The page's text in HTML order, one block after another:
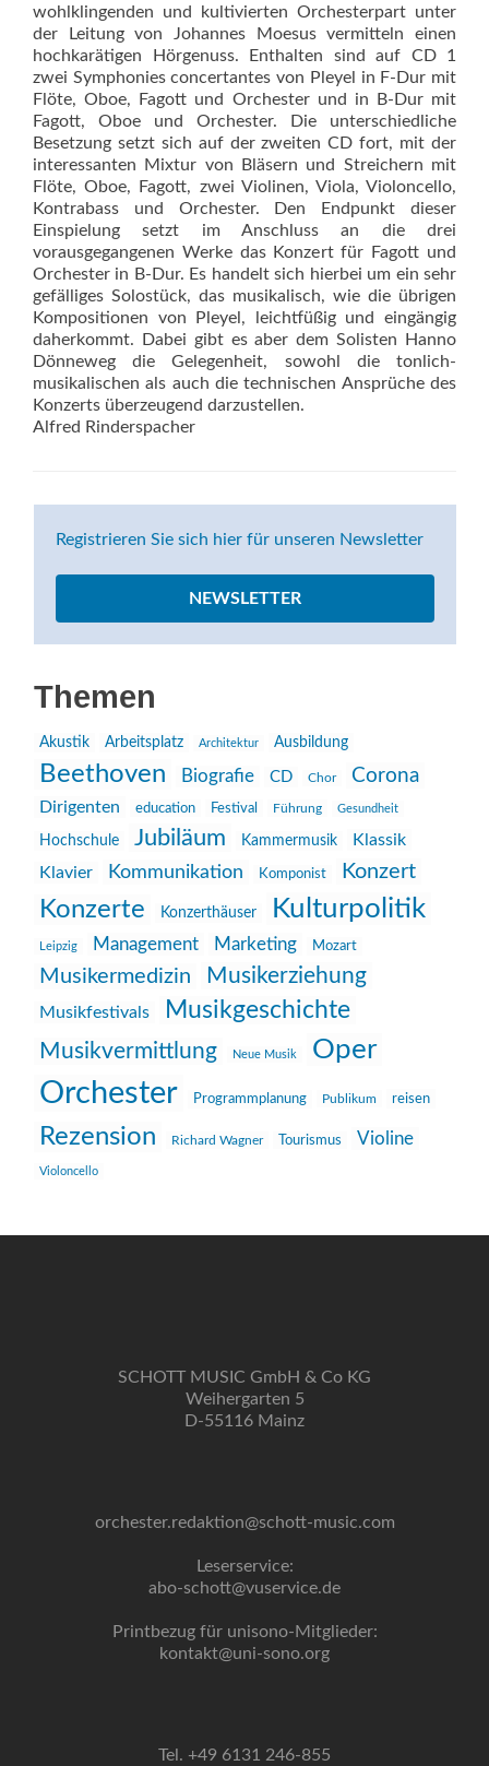
wohlklingenden und kultivierten Orchesterpart unter
der Leitung von Johannes Moesus vermitteln einen
hochkarätigen Hörgenuss. Enthalten sind auf CD 1
zwei Symphonies concertantes von Pleyel in F-Dur mit
Flöte, Oboe, Fagott und Orchester und in B-Dur mit
Fagott, Oboe und Orchester. Die unterschiedliche
Besetzung setzt sich auf der zweiten CD fort, mit der
interessanten Mix­tur von Bläsern und Streichern mit
Flöte, Oboe, Fagott, zwei Violinen, Viola, Violoncello,
Kontrabass und Orchester. Den Endpunkt dieser
Einspielung setzt im Anschluss an die drei
vorausgegangenen Werke das Konzert für Fagott und
Orchester in B-Dur. Es handelt sich hierbei um ein sehr
gefälliges Solostück, das musikalisch, wie die übrigen
Kompositionen von Pleyel, leichtfüßig und eingängig
daherkommt. Dabei gibt es aber dem Solisten Hanno
Dönneweg die Gelegenheit, sowohl die tonlich-
musikalischen als auch die technischen Ansprüche des
Konzerts überzeugend darzustellen.
Alfred Rinderspacher
Registrieren Sie sich hier für unseren Newsletter
NEWSLETTER
Themen
Akustik Arbeitsplatz Architektur Ausbildung
Beethoven Biografie CD Chor Corona
Dirigenten education Festival Führung Gesundheit
Hochschule Jubiläum Kammermusik
Klassik
Klavier
Kommunikation Komponist Konzert
Konzerte Konzerthäuser Kulturpolitik
Leipzig Management Marketing Mozart
Musikermedizin Musikerziehung
Musikfestivals Musikgeschichte
Musikvermittlung Neue Musik Oper
Orchester Programmplanung Publikum reisen
Rezension Richard Wagner Tourismus Violine
Violoncello
SCHOTT MUSIC GmbH & Co KG
Weihergarten 5
D-55116 Mainz
orchester.redaktion@schott-music.com
Leserservice:
abo-schott@vuservice.de
Printbezug für unisono-Mitglieder:
kontakt@uni-sono.org
Tel. +49 6131 246-855